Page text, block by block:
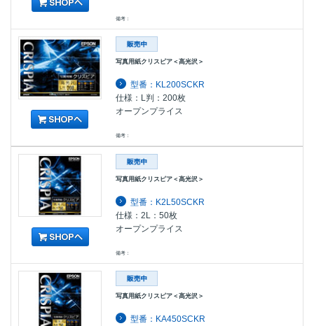
備考：
写真用紙クリスピア＜高光沢＞
型番：KL200SCKR
仕様：L判：200枚
オープンプライス
備考：
写真用紙クリスピア＜高光沢＞
型番：K2L50SCKR
仕様：2L：50枚
オープンプライス
備考：
写真用紙クリスピア＜高光沢＞
型番：KA450SCKR